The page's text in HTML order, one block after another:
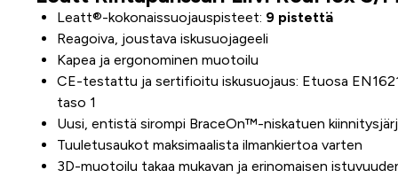
Leatt®-kokonaissuojauspisteet: 9 pistettä
Reagoiva, joustava iskusuojageeli
Kapea ja ergonominen muotoilu
CE-testattu ja sertifioitu iskusuojaus: Etuosa
taso 1
Uusi, entistä sirompi BraceOn™-niskatuen
Tuuletusaukot maksimaalista ilmankiertoa varten
3D-muotoilu takaa mukavan ja erinomaisen